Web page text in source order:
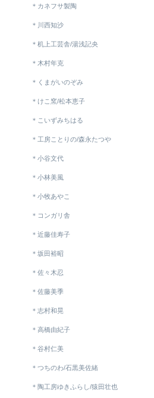
＊カネフサ製陶
＊川西知沙
＊机上工芸舎/湯浅記央
＊木村年克
＊くまがいのぞみ
＊けこ窯/松本恵子
＊こいずみちはる
＊工房ことりの/森永たつや
＊小谷文代
＊小林美風
＊小牧あやこ
＊コンガリ舎
＊近藤佳寿子
＊坂田裕昭
＊佐々木忍
＊佐藤美季
＊志村和晃
＊高橋由紀子
＊谷村仁美
＊つちのわ/石黒美佐緒
＊陶工房ゆきふらし/猿田壮也